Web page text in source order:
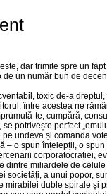
dar trimite spre un
un număr bun de
toxic de-a
între acestea ne
te, cumpără,
potrivește perfect
undeva și comanda
– o spun înțelepții, o
corporatocrației,
miliardele de
societăți, a unui popor,
mirabilei duble spirale și